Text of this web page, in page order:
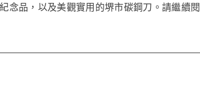
念品，以及美觀實用的堺市碳鋼刀。請繼續閱